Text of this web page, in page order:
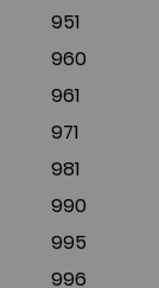
951
960
961
971
981
990
995
996